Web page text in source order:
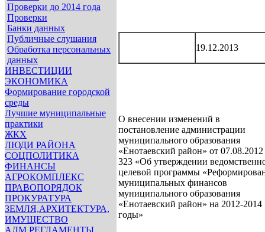
Проверки до 2014 года
Проверки
Банки данных
Публичные слушания
Обработка персональных
данных
ИНВЕСТИЦИИ
ЭКОНОМИКА
Формирование городской
среды
Лучшие муниципальные
практики
ЖКХ
ЛЮДИ РАЙОНА
СОЦПОЛИТИКА
ФИНАНСЫ
АГРОКОМПЛЕКС
ПРАВОПОРЯДОК
ПРОКУРАТУРА
ЗЕМЛЯ,АРХИТЕКТУРА,
ИМУЩЕСТВО
АДМ.РЕГЛАМЕНТЫ
19.12.2013
О внесении изменений в
постановление администрации
муниципального образования
«Енотаевский район» от
323 «Об утверждении
целевой программы
муниципальных финансов
муниципального образования
«Енотаевский район» на 2012-2014
годы»